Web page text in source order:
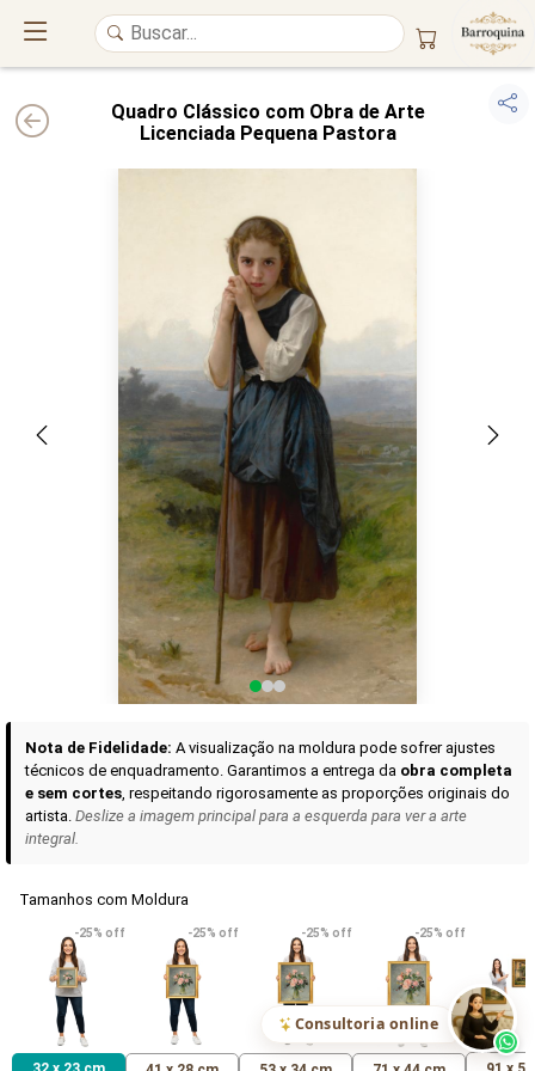
UM ATELIÊ 100% FINE ART
Trazemos a imponência dasmaiores obras de arte do mundo
alto padrão da sua casa. Nosso acervo reúne a genialidade de
pintores renomados , resgatando artes reaise o requinte inconfundível
século XIX . Produção artesanal emCanvas 100% Algodão
molduras emMadeira Maciçae impressão comPigmentação Mineral
QUALIDADE DE MUSEU GARANTIA ETERNA
Curadoria das Campanhas
A seleção de obras-primas apresentadas em nossos vídeos nas redes
sociais, reunidas aqui para sua apreciação.
VER DETALHES
Madona de Loreto
R$ 538,42
VER DETALHES
Narciso- caravaggio
R$ 365,92
VER
Maria
uma Rosa
R$ 365,92
Consultoria online
Quadro Clássico com Obra de Arte
Licenciada Pequena Pastora
Nota de Fidelidade: A visualização na moldura pode sofrer ajustes
técnicos de enquadramento. Garantimos a entrega da obra completa
e sem cortes, respeitando rigorosamente as proporções originais do
artista. Deslize a imagem principal para a esquerda para ver a arte
integral.
Tamanhos com Moldura
-25% off -25% off -25% off -25% off